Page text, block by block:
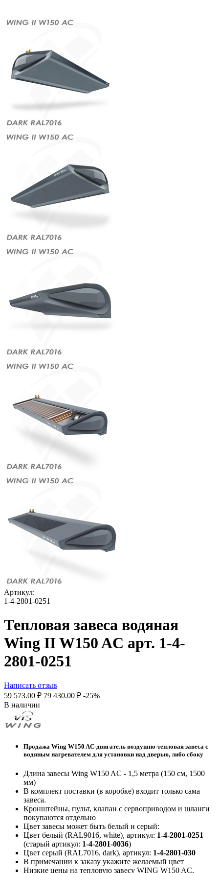
Артикул:
1-4-2801-0251
Тепловая завеса водяная
Wing II W150 AC арт. 1-4-
2801-0251
Написать отзыв
59 573.00 ₽ 79 430.00 ₽ -25%
В наличии
Продажа Wing W150 AC-двигатель воздушно-тепловая завеса с
водяным нагревателем для установки над дверью, либо сбоку
Длина завесы Wing W150 AC - 1,5 метра (150 см, 1500
мм)
В комплект поставки (в коробке) входит только сама
завеса.
Кронштейны, пульт, клапан с сервоприводом и шланги
покупаются отдельно
Цвет завесы может быть белый и серый:
Цвет белый (RAL9016, white), артикул: 1-4-2801-0251
(старый артикул: 1-4-2801-0036)
Цвет серый (RAL7016, dark), артикул: 1-4-2801-030
В примечании к заказу укажите желаемый цвет
Низкие цены на тепловую завесу WING W150 AC,